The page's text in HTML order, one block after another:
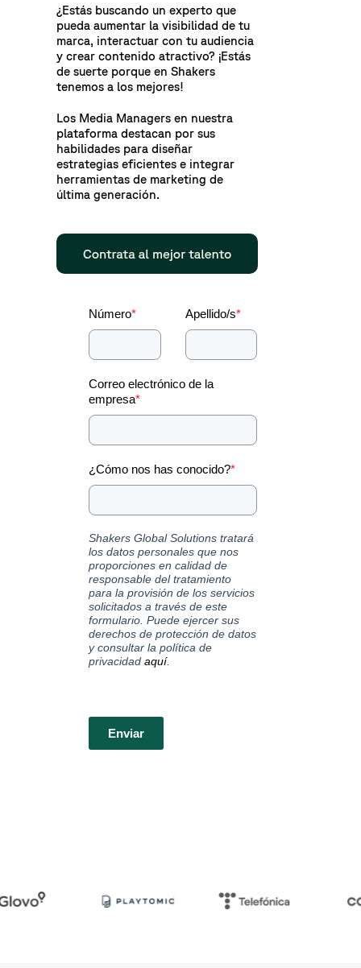
¿Estás buscando un experto que
pueda aumentar la visibilidad de tu
marca, interactuar con tu audiencia
y crear contenido atractivo? ¡Estás
de suerte porque en Shakers
tenemos a los mejores!
Los Media Managers en nuestra
plataforma destacan por sus
habilidades para diseñar
estrategias eficientes e integrar
herramientas de marketing de
última generación.
Número* Apellido/s*
Correo electrónico de la
empresa*
¿Cómo nos has conocido?*
Shakers Global Solutions tratará
los datos personales que nos
proporciones en calidad de
responsable del tratamiento
para la provisión de los servicios
solicitados a través de este
formulario. Puede ejercer sus
derechos de protección de datos
y consultar la política de
privacidad aquí.
Enviar